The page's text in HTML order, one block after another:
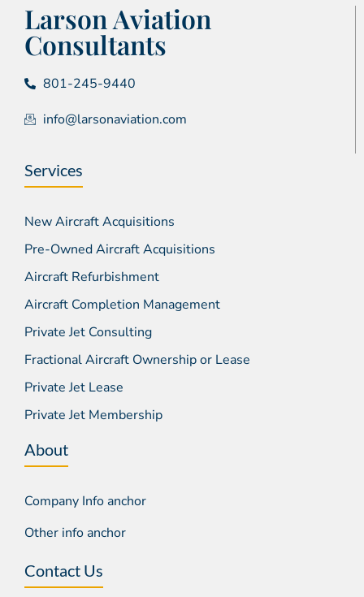
Larson Aviation
Consultants
801-245-9440
info@larsonaviation.com
Services
New Aircraft Acquisitions
Pre-Owned Aircraft Acquisitions
Aircraft Refurbishment
Aircraft Completion Management
Private Jet Consulting
Fractional Aircraft Ownership or Lease
Private Jet Lease
Private Jet Membership
About
Company Info anchor
Other info anchor
Contact Us